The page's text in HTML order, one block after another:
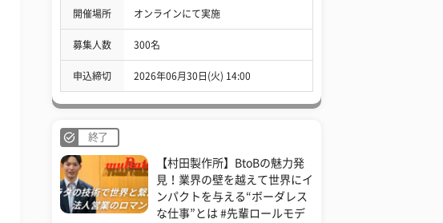
開催場所 オンラインにて実施
募集人数 300名
申込締切 2026年06月30日(火) 14:00
終了
【村田製作所】BtoBの魅力発
見！業界の壁を越えて世界にイ
ンパクトを与える“ボーダレス
な仕事”とは #先輩ロールモデ